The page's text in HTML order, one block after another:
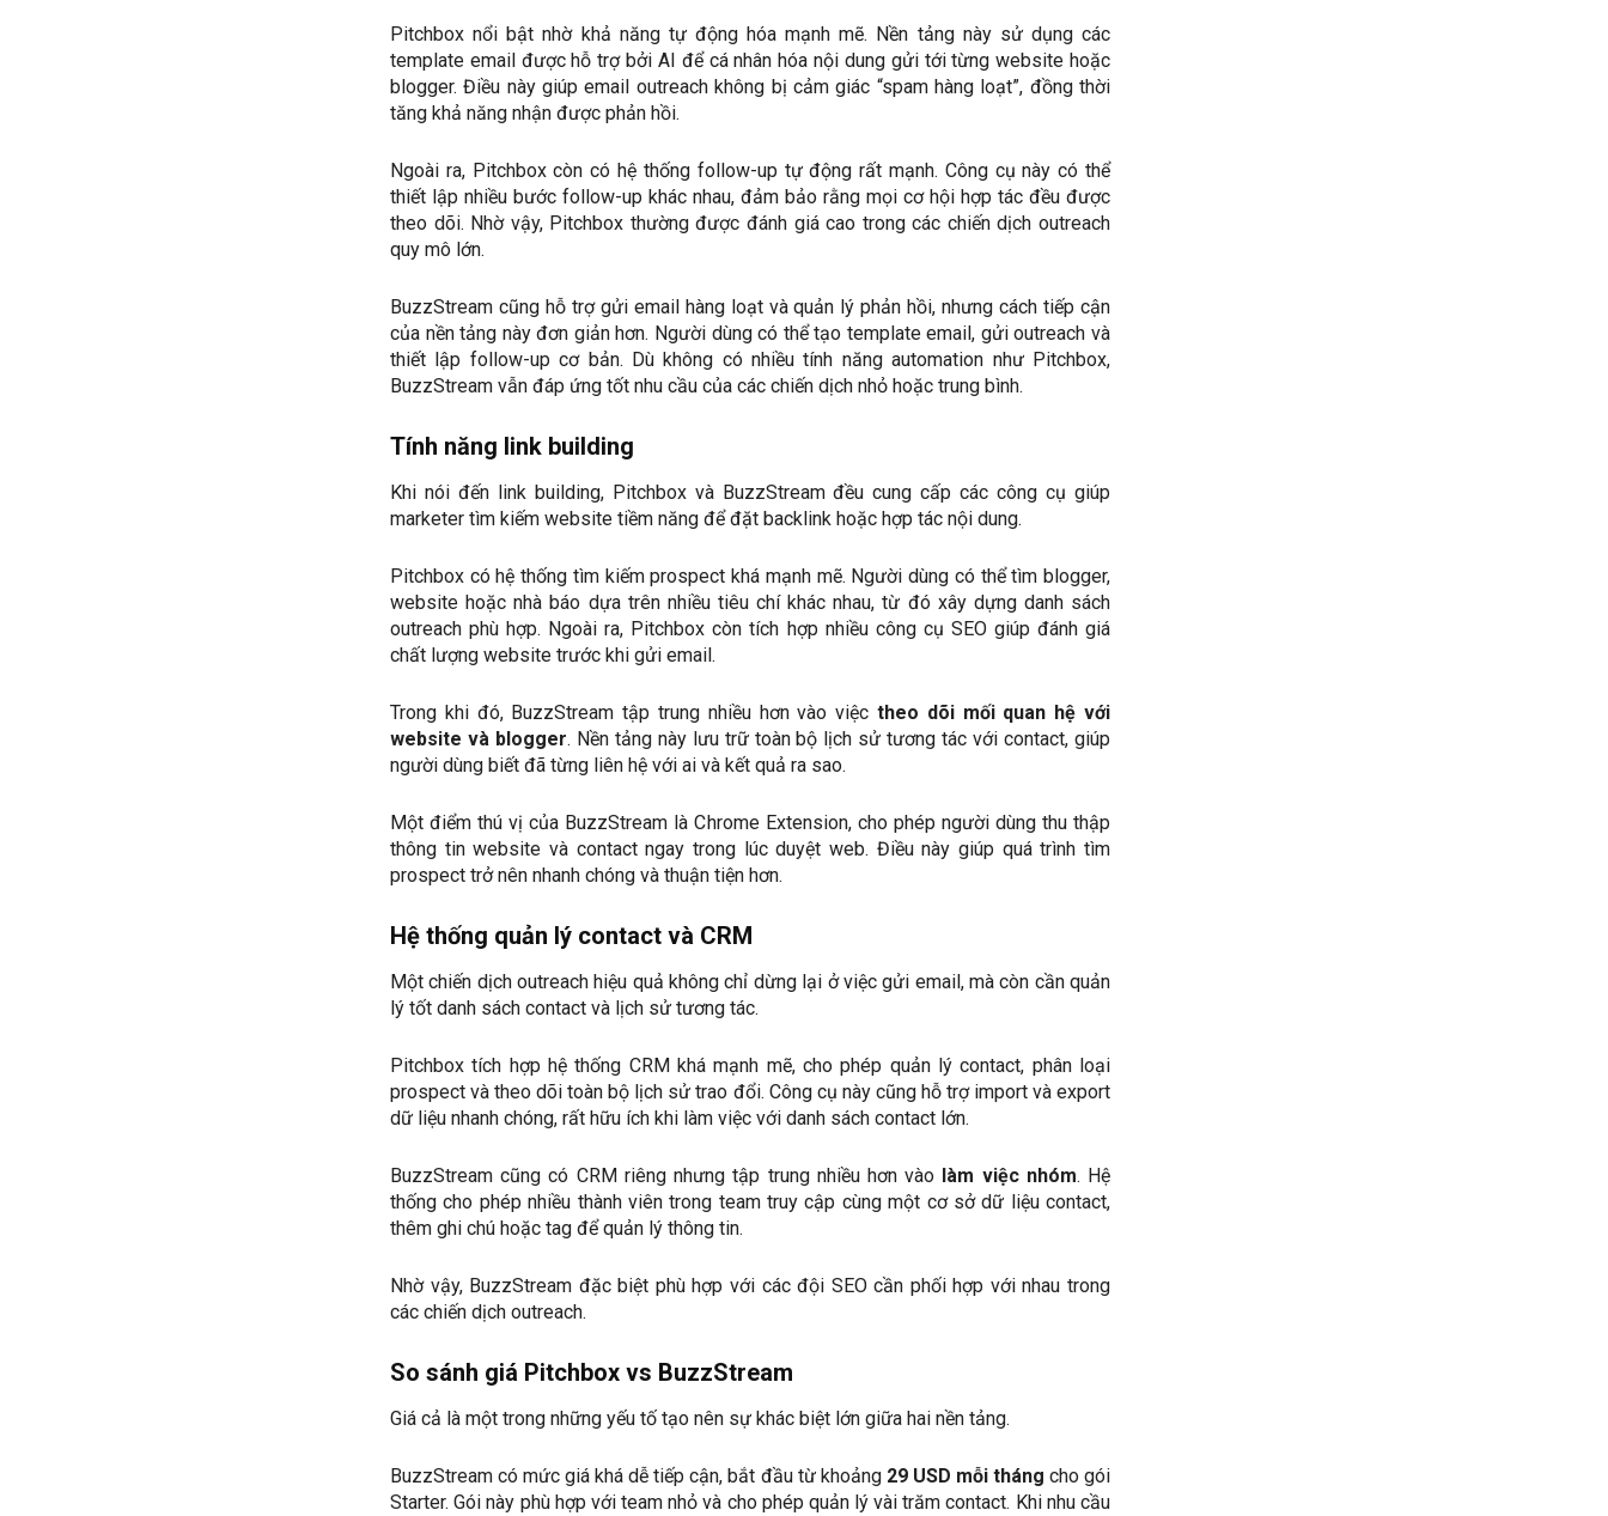
Pitchbox nổi bật nhờ khả năng tự động hóa mạnh mẽ. Nền tảng này sử dụng các
template email được hỗ trợ bởi AI để cá nhân hóa nội dung gửi tới từng website hoặc
blogger. Điều này giúp email outreach không bị cảm giác “spam hàng loạt”, đồng thời
tăng khả năng nhận được phản hồi.
Ngoài ra, Pitchbox còn có hệ thống follow-up tự động rất mạnh. Công cụ này có thể
thiết lập nhiều bước follow-up khác nhau, đảm bảo rằng mọi cơ hội hợp tác đều được
theo dõi. Nhờ vậy, Pitchbox thường được đánh giá cao trong các chiến dịch outreach
quy mô lớn.
BuzzStream cũng hỗ trợ gửi email hàng loạt và quản lý phản hồi, nhưng cách tiếp cận
của nền tảng này đơn giản hơn. Người dùng có thể tạo template email, gửi outreach và
thiết lập follow-up cơ bản. Dù không có nhiều tính năng automation như Pitchbox,
BuzzStream vẫn đáp ứng tốt nhu cầu của các chiến dịch nhỏ hoặc trung bình.
Tính năng link building
Khi nói đến link building, Pitchbox và BuzzStream đều cung cấp các công cụ giúp
marketer tìm kiếm website tiềm năng để đặt backlink hoặc hợp tác nội dung.
Pitchbox có hệ thống tìm kiếm prospect khá mạnh mẽ. Người dùng có thể tìm blogger,
website hoặc nhà báo dựa trên nhiều tiêu chí khác nhau, từ đó xây dựng danh sách
outreach phù hợp. Ngoài ra, Pitchbox còn tích hợp nhiều công cụ SEO giúp đánh giá
chất lượng website trước khi gửi email.
Trong khi đó, BuzzStream tập trung nhiều hơn vào việc theo dõi mối quan hệ với
website và blogger. Nền tảng này lưu trữ toàn bộ lịch sử tương tác với contact, giúp
người dùng biết đã từng liên hệ với ai và kết quả ra sao.
Một điểm thú vị của BuzzStream là Chrome Extension, cho phép người dùng thu thập
thông tin website và contact ngay trong lúc duyệt web. Điều này giúp quá trình tìm
prospect trở nên nhanh chóng và thuận tiện hơn.
Hệ thống quản lý contact và CRM
Một chiến dịch outreach hiệu quả không chỉ dừng lại ở việc gửi email, mà còn cần quản
lý tốt danh sách contact và lịch sử tương tác.
Pitchbox tích hợp hệ thống CRM khá mạnh mẽ, cho phép quản lý contact, phân loại
prospect và theo dõi toàn bộ lịch sử trao đổi. Công cụ này cũng hỗ trợ import và export
dữ liệu nhanh chóng, rất hữu ích khi làm việc với danh sách contact lớn.
BuzzStream cũng có CRM riêng nhưng tập trung nhiều hơn vào làm việc nhóm. Hệ
thống cho phép nhiều thành viên trong team truy cập cùng một cơ sở dữ liệu contact,
thêm ghi chú hoặc tag để quản lý thông tin.
Nhờ vậy, BuzzStream đặc biệt phù hợp với các đội SEO cần phối hợp với nhau trong
các chiến dịch outreach.
So sánh giá Pitchbox vs BuzzStream
Giá cả là một trong những yếu tố tạo nên sự khác biệt lớn giữa hai nền tảng.
BuzzStream có mức giá khá dễ tiếp cận, bắt đầu từ khoảng 29 USD mỗi tháng cho gói
Starter. Gói này phù hợp với team nhỏ và cho phép quản lý vài trăm contact. Khi nhu cầu